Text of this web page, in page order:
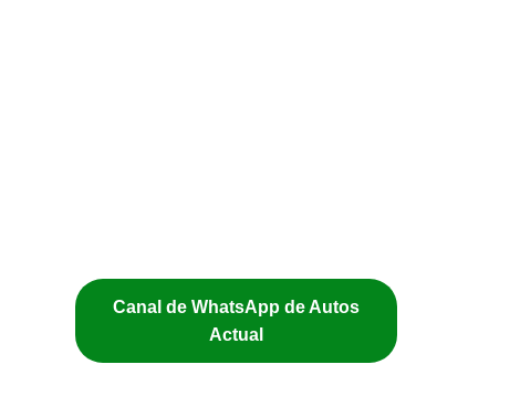
Canal de WhatsApp de Autos
Actual